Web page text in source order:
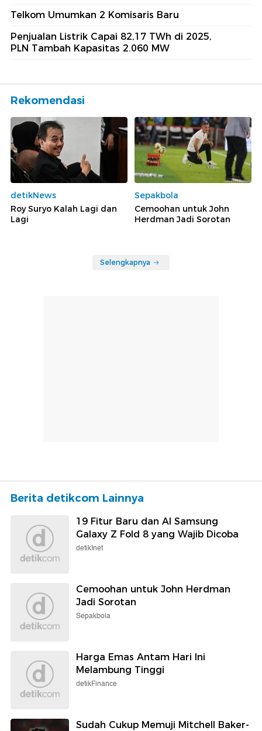
Telkom Umumkan 2 Komisaris Baru
Penjualan Listrik Capai 82,17 TWh di 2025,
PLN Tambah Kapasitas 2.060 MW
Rekomendasi
detikNews
Roy Suryo Kalah Lagi dan
Lagi
Sepakbola
Cemoohan untuk John
Herdman Jadi Sorotan
Selengkapnya
Berita detikcom Lainnya
19 Fitur Baru dan AI Samsung
Galaxy Z Fold 8 yang Wajib Dicoba
detikInet
Cemoohan untuk John Herdman
Jadi Sorotan
Sepakbola
Harga Emas Antam Hari Ini
Melambung Tinggi
detikFinance
Sudah Cukup Memuji Mitchell Baker-